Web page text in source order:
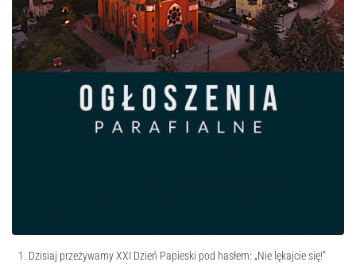
Dzisiaj przeżywamy XXI Dzień Papieski pod hasłem: „Nie lękajcie się!”